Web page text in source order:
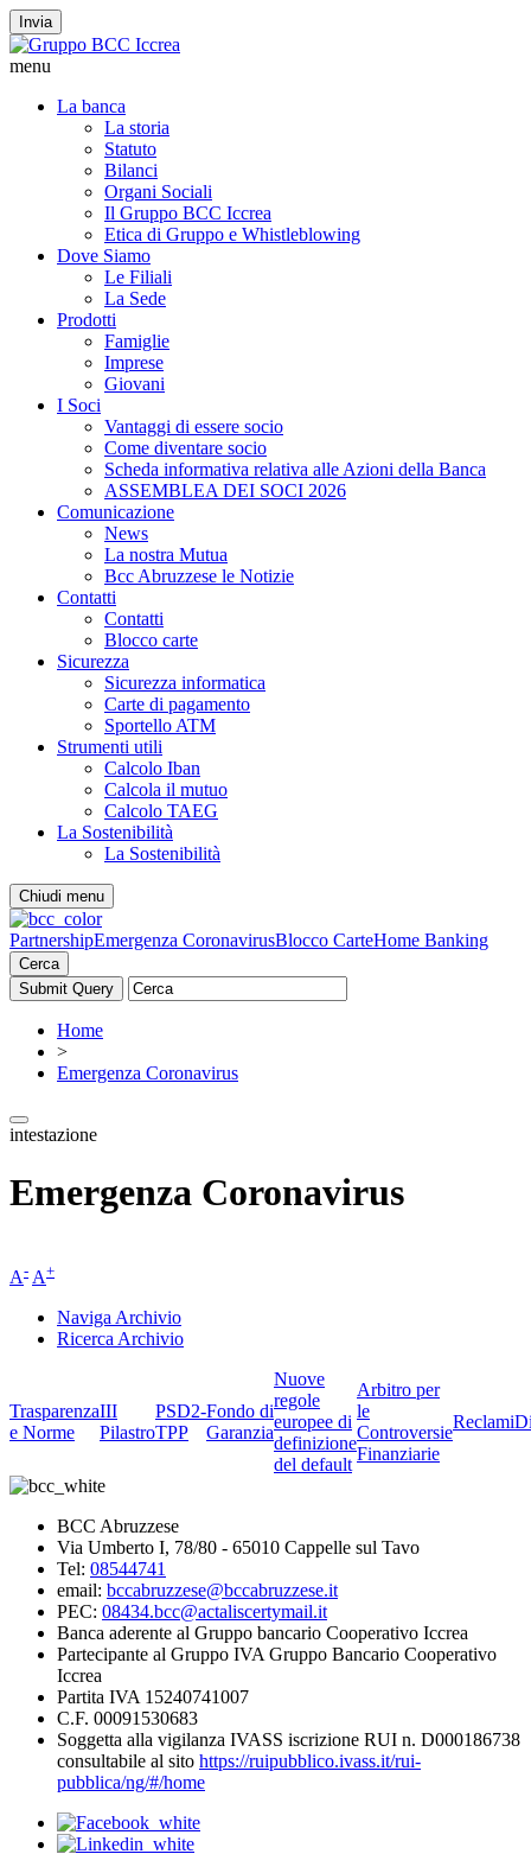
Invia
menu
La banca
La storia
Statuto
Bilanci
Organi Sociali
Il Gruppo BCC Iccrea
Etica di Gruppo e Whistleblowing
Dove Siamo
Le Filiali
La Sede
Prodotti
Famiglie
Imprese
Giovani
I Soci
Vantaggi di essere socio
Come diventare socio
Scheda informativa relativa alle Azioni della Banca
ASSEMBLEA DEI SOCI 2026
Comunicazione
News
La nostra Mutua
Bcc Abruzzese le Notizie
Contatti
Contatti
Blocco carte
Sicurezza
Sicurezza informatica
Carte di pagamento
Sportello ATM
Strumenti utili
Calcolo Iban
Calcola il mutuo
Calcolo TAEG
La Sostenibilità
La Sostenibilità
Chiudi menu
PartnershipEmergenza CoronavirusBlocco CarteHome Banking
Cerca
Home
>
Emergenza Coronavirus
intestazione
Emergenza Coronavirus
A- A+
Naviga Archivio
Ricerca Archivio
Trasparenza
e Norme
III
Pilastro
PSD2-
TPP
Fondo di
Garanzia
Nuove
regole
europee di
definizione
del default
Arbitro per
le
Controversie
Finanziarie
Reclami
BCC Abruzzese
Via Umberto I, 78/80 - 65010 Cappelle sul Tavo
Tel: 08544741
email: bccabruzzese@bccabruzzese.it
PEC: 08434.bcc@actaliscertymail.it
Banca aderente al Gruppo bancario Cooperativo Iccrea
Partecipante al Gruppo IVA Gruppo Bancario Cooperativo
Iccrea
Partita IVA 15240741007
C.F. 00091530683
Soggetta alla vigilanza IVASS iscrizione RUI n. D000186738
consultabile al sito https://ruipubblico.ivass.it/rui-
pubblica/ng/#/home